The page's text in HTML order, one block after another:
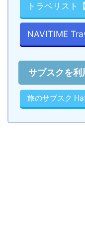
トラベリスト
NAVITIME
サブスクを利
旅のサブスク